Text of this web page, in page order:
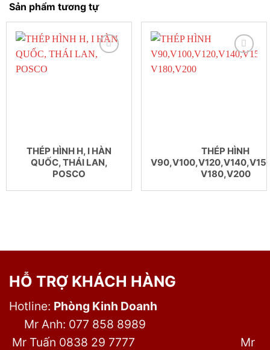
Sản phẩm tương tự
THÉP HÌNH H, I HÀN
QUỐC, THÁI LAN,
POSCO
THÉP HÌNH
V180,V200
HỖ TRỢ KHÁCH HÀNG
Hotline: Phòng Kinh Doanh
Mr Anh: 077 858 8989
Mr Tuấn 0838 29 7777 Mr